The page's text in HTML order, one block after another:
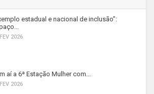
estadual e nacional de inclusão”:
2026
aí a 6ª Estação Mulher com...
2026